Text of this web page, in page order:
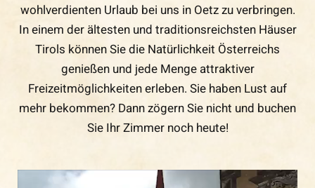
wohlverdienten Urlaub bei uns in Oetz zu verbringen.
In einem der ältesten und traditionsreichsten Häuser
Tirols können Sie die Natürlichkeit Österreichs
genießen und jede Menge attraktiver
Freizeitmöglichkeiten erleben. Sie haben Lust auf
mehr bekommen? Dann zögern Sie nicht und buchen
Sie Ihr Zimmer noch heute!